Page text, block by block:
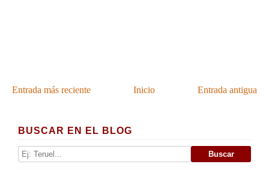
Entrada más reciente Entrada antigua
Inicio
BUSCAR EN EL BLOG